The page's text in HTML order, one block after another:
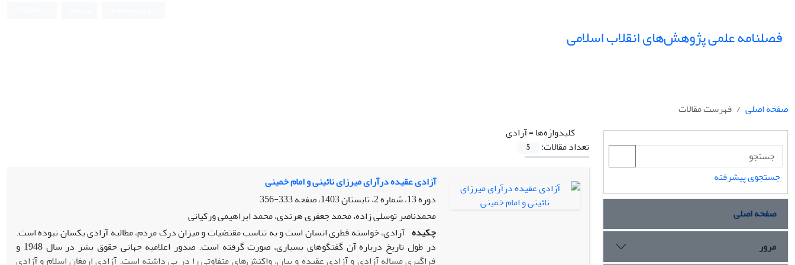
فصلنامه علمی پژوهش‌های انقلاب اسلامی
صفحه اصلی
فهرست مقالات
کلیدواژه‌ها =آزادی
تعداد مقالات:
5
آزادی عقیده درآرای میرزای نائینی و امام خمینی
دوره 13، شماره 2، تابستان 1403، صفحه
333-356
محمدناصر توسلی زاده، محمد جعفری هرندی، محمد ابراهیمی ورکیانی
چکیده آزادی، خواسته فطری انسان است و به تناسب مقتضیات و میزان درک مردم، مطالبه آزادی یکسان نبوده است.
در طول تاریخ درباره آن گفتگوهای بسیاری، صورت گرفته است. صدور اعلامیه جهانی حقوق بشر در سال 1948 و
فراگیری مساله آزادی و آزادی عقیده و بیان، واکنش‌های متفاوتی را در پی داشته است. آزادی ارمغان اسلام و آزادی
جستجوی پیشرفته
صفحه اصلی
مرور